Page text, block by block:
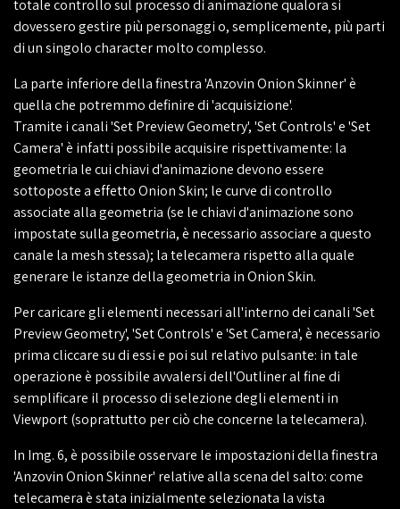
totale controllo sul processo di animazione qualora si
dovessero gestire più personaggi o, semplicemente, più parti
di un singolo character molto complesso.
La parte inferiore della finestra 'Anzovin Onion Skinner' è
quella che potremmo definire di 'acquisizione'.
Tramite i canali 'Set Preview Geometry', 'Set Controls' e 'Set
Camera' è infatti possibile acquisire rispettivamente: la
geometria le cui chiavi d'animazione devono essere
sottoposte a effetto Onion Skin; le curve di controllo
associate alla geometria (se le chiavi d'animazione sono
impostate sulla geometria, è necessario associare a questo
canale la mesh stessa); la telecamera rispetto alla quale
generare le istanze della geometria in Onion Skin.
Per caricare gli elementi necessari all'interno dei canali 'Set
Preview Geometry', 'Set Controls' e 'Set Camera', è necessario
prima cliccare su di essi e poi sul relativo pulsante: in tale
operazione è possibile avvalersi dell'Outliner al fine di
semplificare il processo di selezione degli elementi in
Viewport (soprattutto per ciò che concerne la telecamera).
In Img. 6, è possibile osservare le impostazioni della finestra
'Anzovin Onion Skinner' relative alla scena del salto: come
telecamera è stata inizialmente selezionata la vista